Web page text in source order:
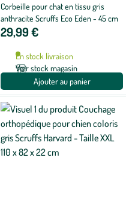
Corbeille pour chat en tissu gris
anthracite Scruffs Eco Eden - 45 cm
29,99 €
En stock livraison
Voir stock magasin
Ajouter au panier